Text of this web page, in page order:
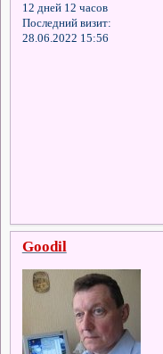
12 дней 12 часов
Последний визит:
28.06.2022 15:56
Goodil